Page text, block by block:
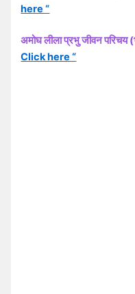
here “
अमोघ लीला प्रभु जीवन
Click here “